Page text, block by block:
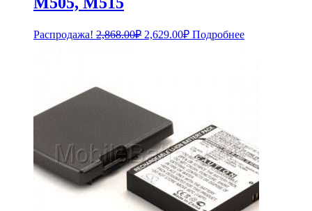
Распродажа! 2,868.00₽ Первоначальная
2,629.00₽Текущая
цена:
Подробнее